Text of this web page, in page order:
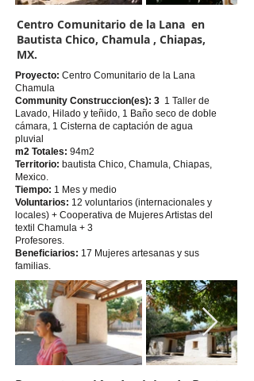
Centro Comunitario de la Lana en
Bautista Chico, Chamula , Chiapas,
MX.
Proyecto: Centro Comunitario de la Lana
Chamula
Community Construccion(es): 3 1 Taller de
Lavado, Hilado y teñido, 1 Baño seco de doble
cámara, 1 Cisterna de captación de agua
pluvial
m2 Totales: 94m2
Territorio: bautista Chico, Chamula, Chiapas,
Mexico.
Tiempo: 1 Mes y medio
Voluntarios: 12 voluntarios (internacionales y
locales) + Cooperativa de Mujeres Artistas del
textil Chamula + 3
Profesores.
Beneficiarios: 17 Mujeres artesanas y sus
familias.